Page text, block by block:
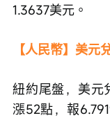
1.3637美元。
【人民幣】美
紐約尾盤，美元
漲52點，報